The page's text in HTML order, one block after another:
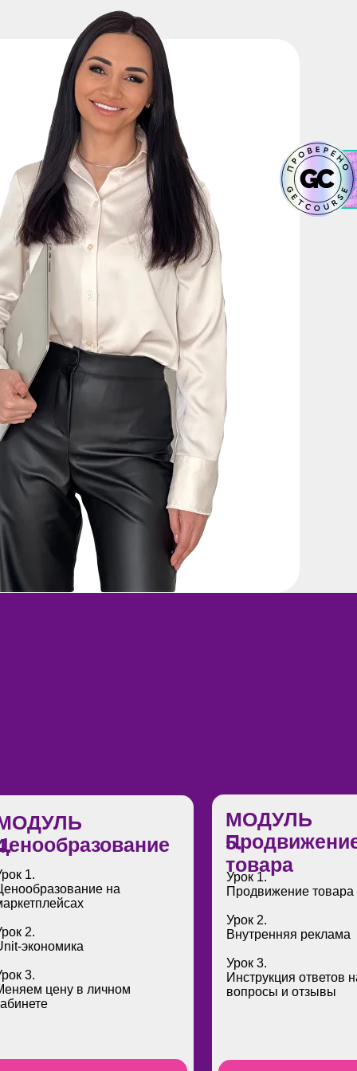
МОДУЛЬ
5.
товара
1.
на
2.
экономика
3.
цену в личном
Урок 1.
Продвижение товара
Урок 2.
Внутренняя реклама
Урок 3.
Инструкция ответов
вопросы и отзывы